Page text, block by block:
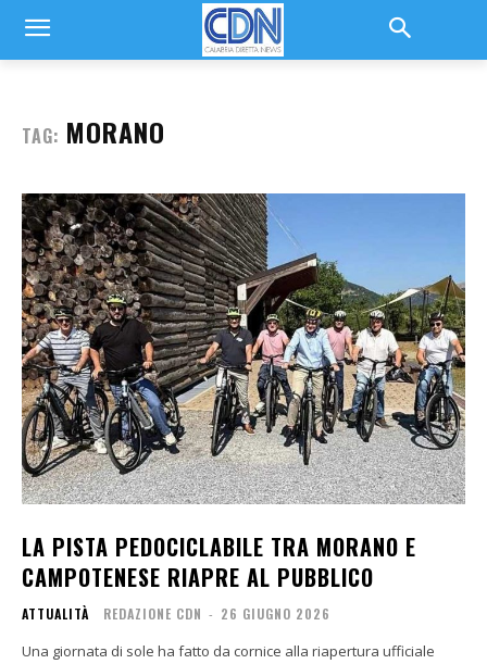
TAG: MORANO
LA PISTA PEDOCICLABILE TRA MORANO E
CAMPOTENESE RIAPRE AL PUBBLICO
ATTUALITÀ REDAZIONE CDN - 26 GIUGNO 2026
Una giornata di sole ha fatto da cornice alla riapertura ufficiale